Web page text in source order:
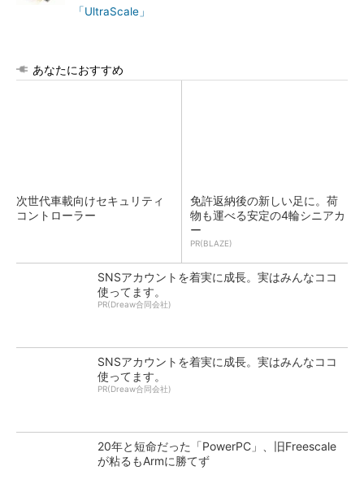
「UltraScale」
あなたにおすすめ
次世代車載向けセキュリティ
コントローラー
免許返納後の新しい足に。荷
物も運べる安定の4輪シニアカ
ー
PR(BLAZE)
SNSアカウントを着実に成長。実はみんなココ
使ってます。
PR(Dreaw合同会社)
SNSアカウントを着実に成長。実はみんなココ
使ってます。
PR(Dreaw合同会社)
20年と短命だった「PowerPC」、旧Freescale
が粘るもArmに勝てず